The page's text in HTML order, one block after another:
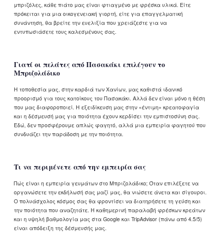
μπριζόλες, κάθε πιάτο μας είναι φτιαγμένο με φρέσκα υλικά. Είτε
πρόκειται για μια οικογενειακή γιορτή, είτε για επαγγελματική
συνάντηση, θα βρείτε την ευελιξία που χρειάζεστε για να
εντυπωσιάσετε τους καλεσμένους σας.
Γιατί οι πελάτες από Πασακάκι επιλέγουν το
Μπριζολάδικο
Η τοποθεσία μας, στην καρδιά των Χανίων, μας καθιστά ιδανικό
προορισμό για τους κατοίκους του Πασακάκι. Αλλά δεν είναι μόνο η θέση
που μας διαφοροποιεί. Η εξειδίκευση μας στην «έντιμη» κρεατοφαγία
και η δέσμευσή μας για ποιότητα έχουν κερδίσει την εμπιστοσύνη σας.
Εδώ, δεν προσφέρουμε απλώς φαγητό, αλλά μια εμπειρία φαγητού που
συνδυάζει την παράδοση με την ποιότητα.
Τι να περιμένετε από την εμπειρία σας
Πώς είναι η εμπειρία γευμάτων στο Μπριζολάδικο; Όταν επιλέξετε να
οργανώσετε την εκδήλωσή σας μαζί μας, θα νιώσετε άνετα και σίγουροι.
Ο πολυάσχολος κόσμος σας θα φροντίσει να διατηρήσετε τη γεύση και
την ποιότητα που αναζητάτε. Η καθημερινή παραλαβή φρέσκων κρεάτων
και η υψηλή βαθμολογία μας στα Google και TripAdvisor (πάνω από 4.5/5)
είναι απόδειξη της δέσμευσής μας.